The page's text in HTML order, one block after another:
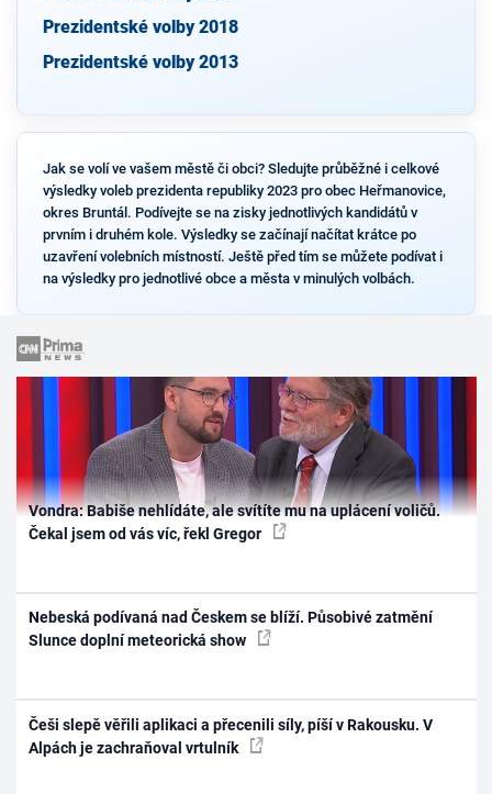
Prezidentské volby 2018
Prezidentské volby 2013
Jak se volí ve vašem městě či obci? Sledujte průběžné i celkové
výsledky voleb prezidenta republiky 2023 pro obec Heřmanovice,
okres Bruntál. Podívejte se na zisky jednotlivých kandidátů v
prvním i druhém kole. Výsledky se začínají načítat krátce po
uzavření volebních místností. Ještě před tím se můžete podívat i
na výsledky pro jednotlivé obce a města v minulých volbách.
Vondra: Babiše nehlídáte, ale svítíte mu na uplácení voličů.
Čekal jsem od vás víc, řekl Gregor
Nebeská podívaná nad Českem se blíží. Působivé zatmění
Slunce doplní meteorická show
Češi slepě věřili aplikaci a přecenili síly, píší v Rakousku. V
Alpách je zachraňoval vrtulník